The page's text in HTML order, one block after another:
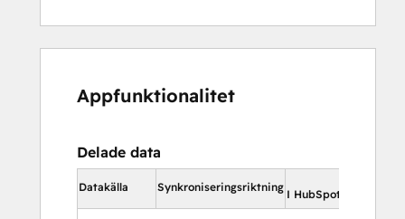
Appfunktionalitet
Delade data
Datakälla Synkroniseringsriktning
I HubSpot